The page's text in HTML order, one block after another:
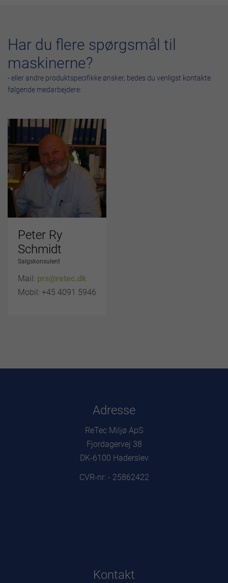
Har du flere spørgsmål til
maskinerne?
- eller andre produktspecifikke ønsker, bedes du venligst kontakte
følgende medarbejdere:
Peter Ry
Schmidt
Salgskonsulent
Mail: prs@retec.dk
Mobil: +45 4091 5946
Adresse
ReTec Miljø ApS
Fjordagervej 38
DK-6100 Haderslev
CVR-nr: - 25862422
Kontakt